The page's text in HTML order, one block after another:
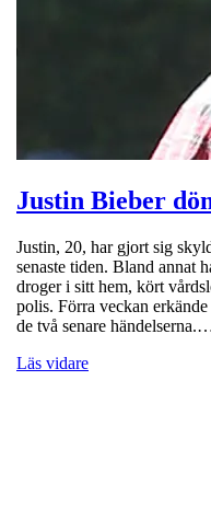
Justin Bieber
Justin, 20, har gjort sig
senaste tiden. Bland annat
droger i sitt hem, kört
polis. Förra veckan
de två senare
Läs vidare